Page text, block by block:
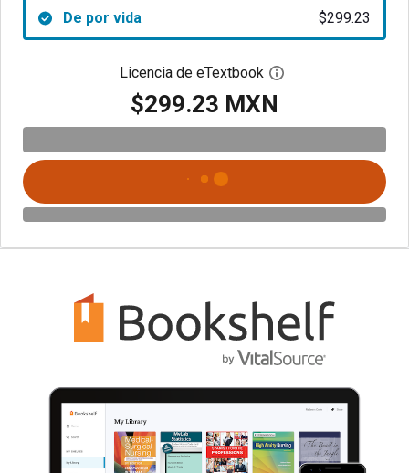
De por vida $299.23
Licencia de eTextbook Abre el cuadro de
$299.23 MXN